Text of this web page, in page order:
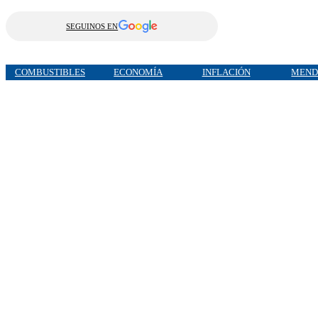
SEGUINOS EN
COMBUSTIBLES ECONOMÍA INFLACIÓN